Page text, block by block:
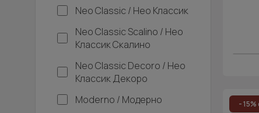
Neo Classic / Нео Классик
Neo Classic Scalino / Нео
Классик Скалино
Neo Classic Decoro / Нео
Классик Декоро
Moderno / Модерно
- 15%